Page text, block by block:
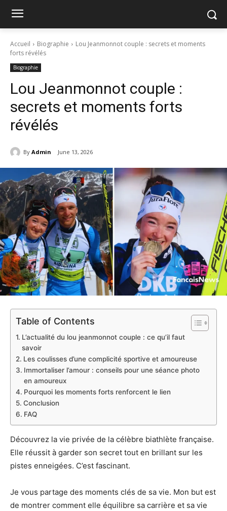
Accueil Biographie
Lou Jeanmonnot couple : secrets et moments
forts révélés
Biographie
Lou Jeanmonnot couple :
secrets et moments forts
révélés
By Admin June 13, 2026
Table of Contents
L’actualité du lou jeanmonnot couple : ce qu’il faut
savoir
Les coulisses d’une complicité sportive et amoureuse
Immortaliser l’amour : conseils pour une séance photo
en amoureux
Pourquoi les moments forts renforcent le lien
Conclusion
FAQ
Découvrez la vie privée de la célèbre biathlète française.
Elle réussit à garder son secret tout en brillant sur les
pistes enneigées. C’est fascinant.
Je vous partage des moments clés de sa vie. Mon but est
de montrer comment elle équilibre sa carrière et sa vie